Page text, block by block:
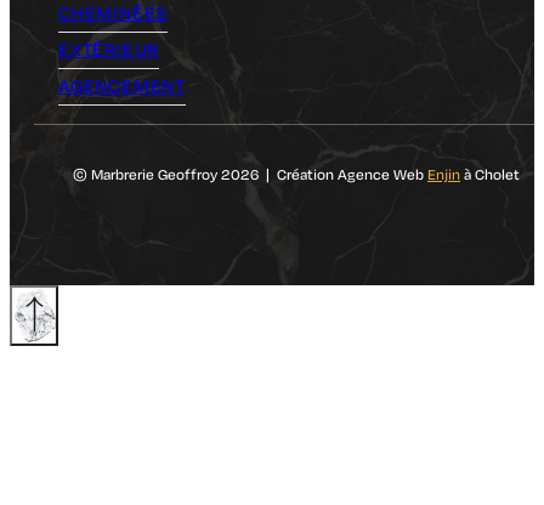
CHEMINÉES
EXTÉRIEUR
AGENCEMENT
© Marbrerie Geoffroy 2026 | Création Agence Web Enjin à Cholet